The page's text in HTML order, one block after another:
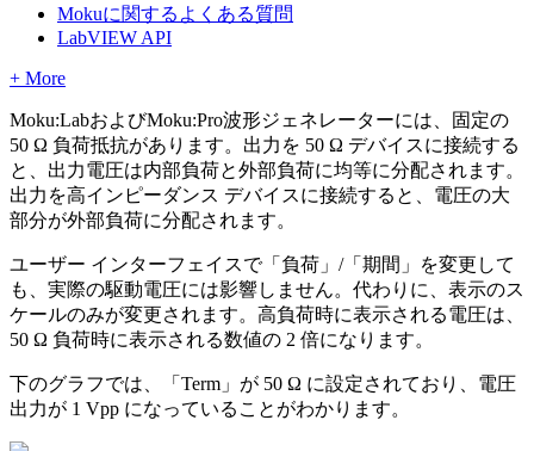
Mokuに関するよくある質問
LabVIEW API
+ More
Moku:LabおよびMoku:Pro波形ジェネレーターには、固定の
50 Ω 負荷抵抗があります。出力を 50 Ω デバイスに接続する
と、出力電圧は内部負荷と外部負荷に均等に分配されます。
出力を高インピーダンス デバイスに接続すると、電圧の大
部分が外部負荷に分配されます。
ユーザー インターフェイスで「負荷」/「期間」を変更して
も、実際の駆動電圧には影響しません。代わりに、表示のス
ケールのみが変更されます。高負荷時に表示される電圧は、
50 Ω 負荷時に表示される数値の 2 倍になります。
下のグラフでは、「Term」が 50 Ω に設定されており、電圧
出力が 1 Vpp になっていることがわかります。